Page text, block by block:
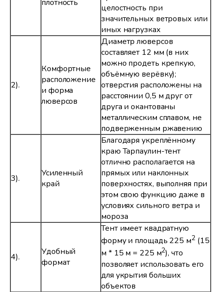
плотность
целостность при
значительных ветровых или
иных нагрузках
2).
Комфортные
расположение
и форма
люверсов
Диаметр люверсов
составляет 12 мм (в них
можно продеть крепкую,
объёмную верёвку);
отверстия расположены на
расстоянии 0,5 м друг от
друга и окантованы
металлическим сплавом, не
подверженным ржавению
3).
Усиленный
край
Благодаря укреплённому
краю Тарпаулин-тент
отлично располагается на
прямых или наклонных
поверхностях, выполняя при
этом свою функцию даже в
условиях сильного ветра и
мороза
4).
Удобный
формат
Тент имеет квадратную
форму и площадь 225 м2(15
м * 15 м = 225 м2), что
позволяет использовать его
для укрытия больших
объектов